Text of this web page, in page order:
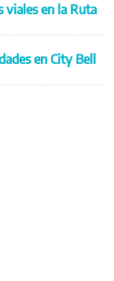
viales en la Ruta
en City Bell